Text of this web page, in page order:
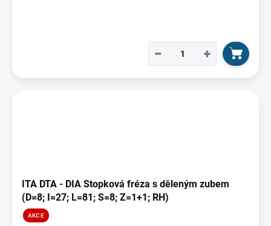
+
−
ITA DTA - DIA Stopková fréza s děleným zubem
(D=8; I=27; L=81; S=8; Z=1+1; RH)
AKCE